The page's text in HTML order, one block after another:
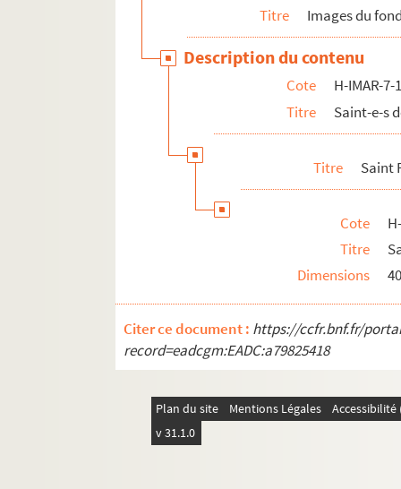
Saint Fulgence
H-IMAR-7-200-580. Saint Fulcran,
H-IMAR-7-201-581. Saint Fulcran
H-IMAR-7-202-583. Saint Fronto - Saint
H-IMAR-7-204-585. Saint Furcy, abbé
H-IMAR-8-1-1 à H-IMAR-8-190-435.
H-IMAR-9-1-1 à H-IMAR-9-99-267.
H-IMAR-10-1-1 à H-IMAR-11-4-10.
H-IMAR-11-5-11 à H-IMAR-11-7-20.
H-IMAR-11-8-21 à H-IMAR-11-165-480.
H-IMAR-12-1-1 à H-IMAR-12-237-658.
Titre Images du
Description du contenu
Cote
H-IMAR-7-
Titre
Saint-e-s
Titre Saint
Cote
Titre
Dimensions
Citer ce document : https://ccfr.bnf.fr/
record=eadcgm:EADC:a79825418
Plan du site Mentions Légales
v 31.1.0